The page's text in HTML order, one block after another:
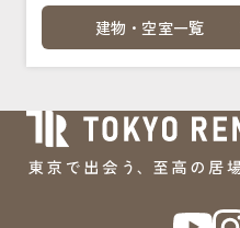
建物・空室一覧